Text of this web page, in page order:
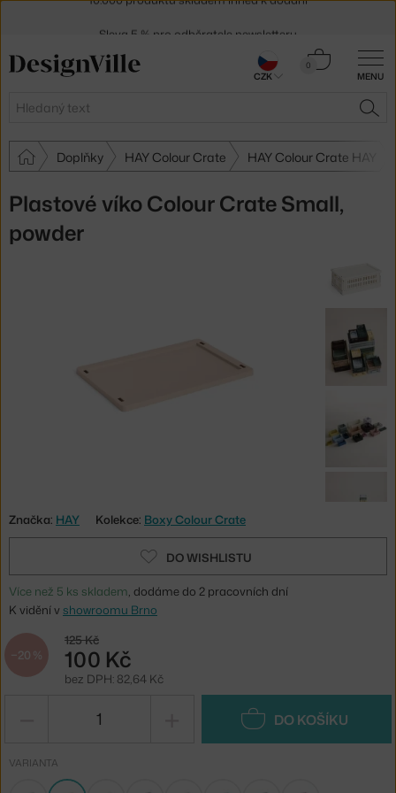
MENU
Hledat
0
Košík
Doplňky HAY Colour Crate HAY Colour Crate HAY
Plastové víko Colour Crate Small,
powder
Značka: HAY Kolekce: Boxy Colour Crate
DO WISHLISTU
Více než 5 ks skladem, dodáme do 2 pracovních dní
K vidění v showroomu Brno
−20 %
125 Kč
100 Kč
bez DPH: 82,64 Kč
DO KOŠÍKU
VARIANTA
30 dní na vrácení zboží
CZK